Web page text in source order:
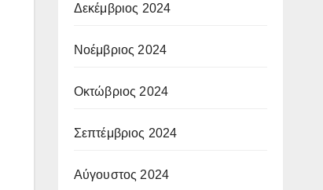
Δεκέμβριος 2024
Νοέμβριος 2024
Οκτώβριος 2024
Σεπτέμβριος 2024
Αύγουστος 2024